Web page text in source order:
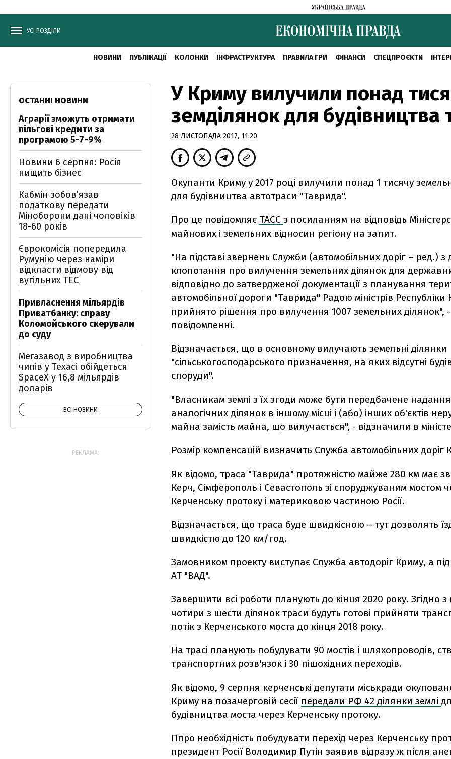
УСІ РОЗДІЛИ
НОВИНИ ПУБЛІКАЦІЇ КОЛОНКИ ІНФРАСТРУКТУРА ПРАВИЛА ГРИ ФІНАНСИ СПЕЦПРОЄКТИ
У Криму вилучили понад
земділянок для будівництва
28 ЛИСТОПАДА 2017, 11:20
Окупанти Криму у 2017 році вилучили понад 1 тисячу
для будівництва автотраси "Таврида".
Про це повідомляє ТАСС з посиланням на відповідь
майнових і земельних відносин регіону на запит.
"На підставі звернень Служби (автомобільних доріг – ред.)
клопотання про вилучення земельних ділянок для
відповідно до затвердженої документації з планування
автомобільної дороги "Таврида" Радою міністрів Республіки
прийнято рішення про вилучення 1007 земельних ділянок",
повідомленні.
Відзначається, що в основному вилучають земельні ділянки
"сільськогосподарського призначення, на яких відсутні
споруди".
"Власникам землі з їх згоди може бути передбачене надання
аналогічних ділянок в іншому місці і (або) інших об'єктів
майна замість майна, що вилучається", - відзначили в
Розмір компенсацій визначить Служба автомобільних доріг
Як відомо, траса "Таврида" протяжністю майже 280 км має
Керч, Сімферополь і Севастополь зі споруджуваним мостом
Керченську протоку і материковою частиною Росії.
Відзначається, що траса буде швидкісною – тут дозволять
швидкістю до 120 км/год.
Замовником проекту виступає Служба автодоріг Криму, а
АТ "ВАД".
Завершити всі роботи планують до кінця 2020 року. Згідно з
чотири з шести ділянок траси будуть готові прийняти
потік з Керченського моста до кінця 2018 року.
На трасі планують побудувати 90 мостів і шляхопроводів,
транспортних розв'язок і 30 пішохідних переходів.
Як відомо, 9 серпня керченські депутати міськради
Криму на позачерговій сесії передали РФ 42 ділянки землі
будівництва моста через Керченську протоку.
Ппро необхідність побудувати перехід через Керченську
президент Росії Володимир Путін заявив відразу ж після
ОСТАННІ НОВИНИ
Аграрії зможуть отримати
пільгові кредити за
програмою 5-7-9%
Новини 6 серпня: Росія
нищить бізнес
Кабмін зобовʼязав
податкову передати
Міноборони дані чоловіків
18-60 років
Єврокомісія попередила
Румунію через наміри
відкласти відмову від
вугільних ТЕС
Привласнення мільярдів
Приватбанку: справу
Коломойського скерували
до суду
Мегазавод з виробництва
чипів у Техасі обійдеться
SpaceX у 16,8 мільярдів
доларів
ВСІ НОВИНИ
РЕКЛАМА: